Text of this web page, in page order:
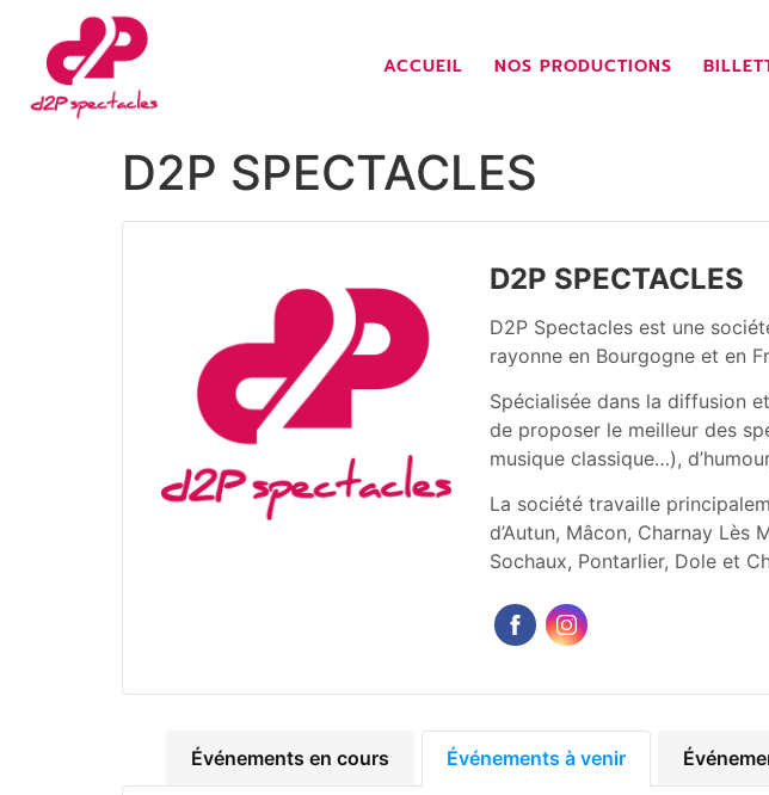
ACCUEIL NOS PRODUCTIONS
D2P SPECTACLES
D2P SPECTACLES
D2P Spectacles est une
rayonne en Bourgogne et en
Spécialisée dans la diffusion
de proposer le meilleur des
musique classique…),
La société travaille
d’Autun, Mâcon, Charnay Lès
Sochaux, Pontarlier, Dole et
Événements en cours Événements à venir